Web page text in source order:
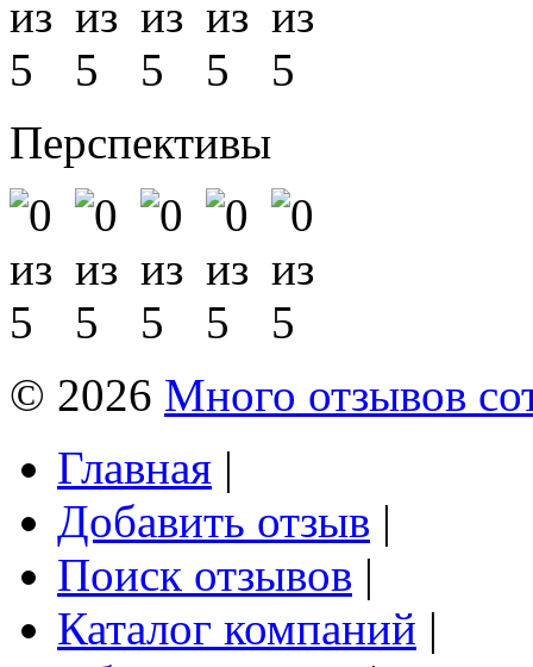
Перспективы
© 2026 Много отзывов
Главная |
Добавить отзыв |
Поиск отзывов |
Каталог компаний |